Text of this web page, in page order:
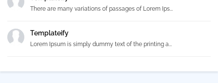
There are many variations of passages of Lorem Ips...
Templateify
Lorem Ipsum is simply dummy text of the printing a...